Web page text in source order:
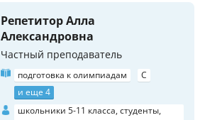
Репетитор Алла
Александровна
Частный преподаватель
подготовка к олимпиадам
C
и еще 4
школьники 5-11 класса, студенты,